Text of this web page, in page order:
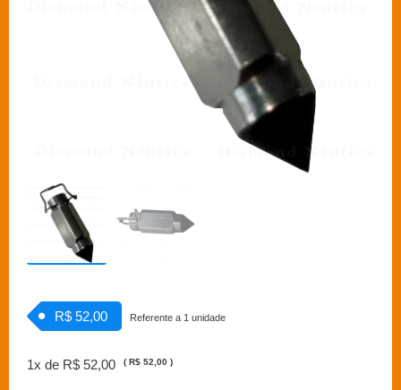
R$ 52,00 Referente a 1 unidade
1x de R$ 52,00 ( R$ 52,00 )